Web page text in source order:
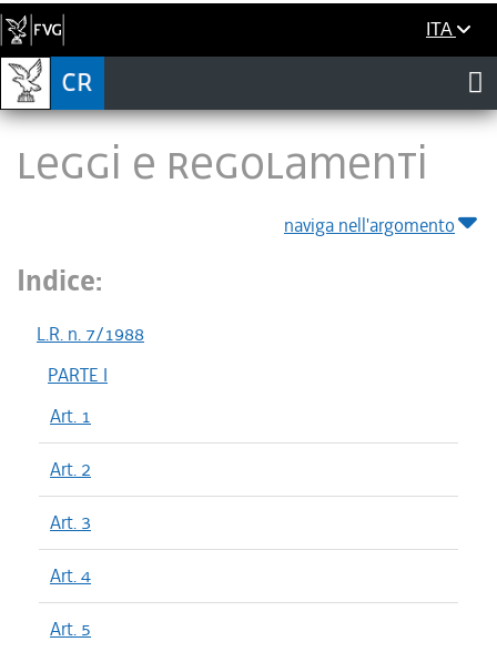
ITA
LEGGI E REGOLAMENTI
naviga nell'argomento
Indice:
L.R. n. 7/1988
PARTE I
Art. 1
Art. 2
Art. 3
Art. 4
Art. 5